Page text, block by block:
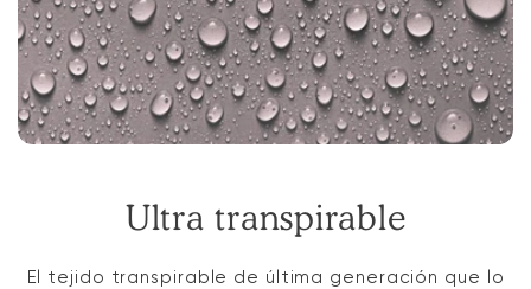
Ultra transpirable
El tejido transpirable de última generación que lo